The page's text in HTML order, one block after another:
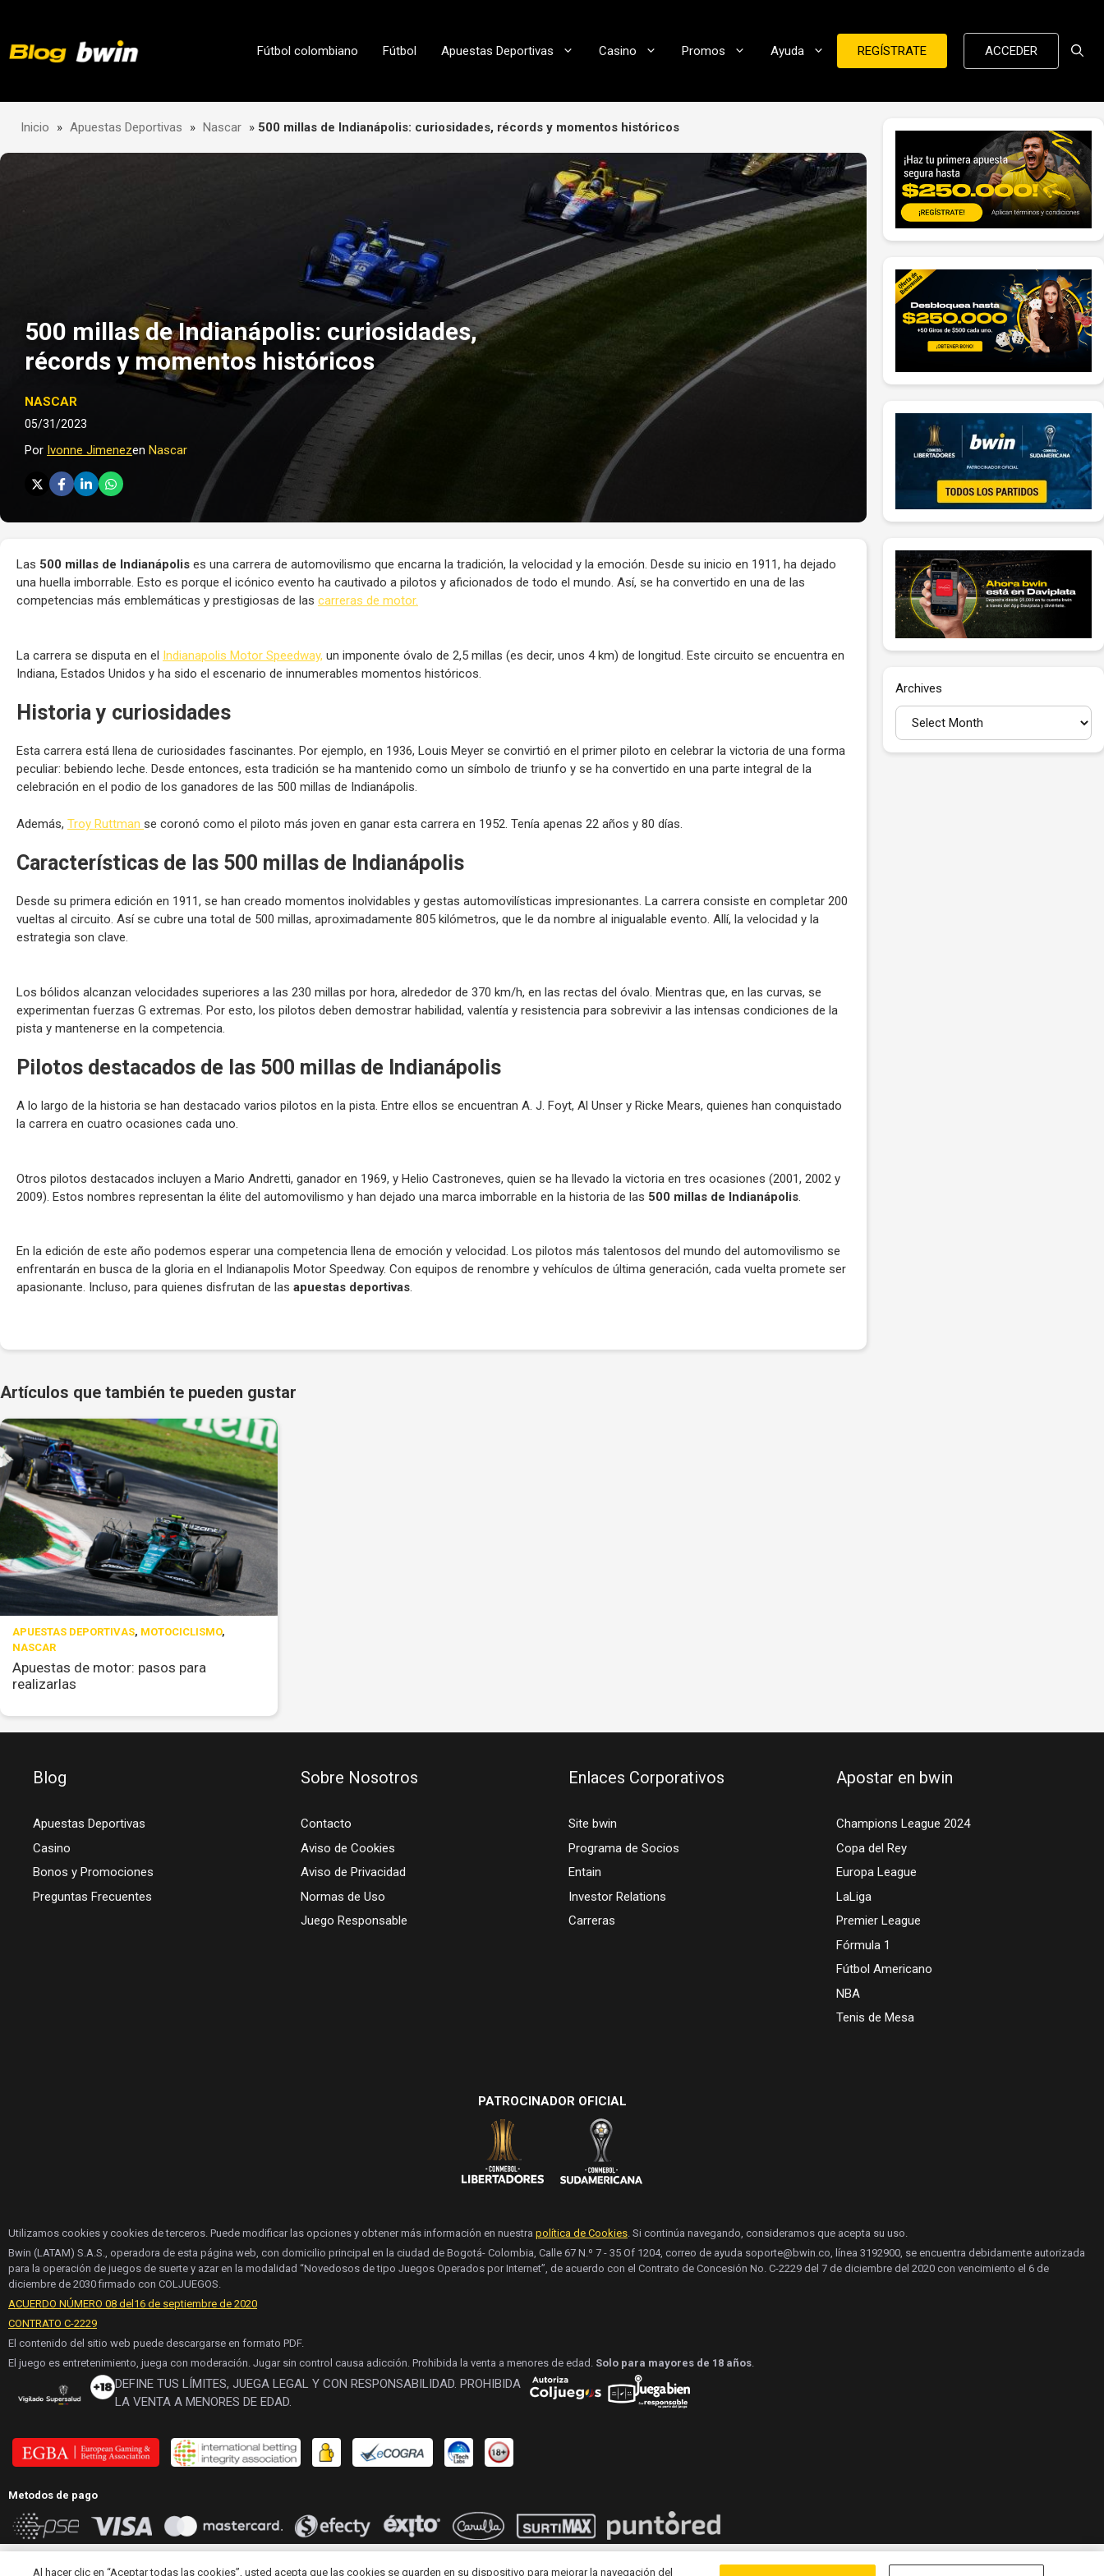
content
Fútbol colombiano Fútbol Apuestas Deportivas Casino Promos Ayuda REGÍSTRATE ACCEDER
Inicio » Apuestas Deportivas » Nascar » 500 millas de Indianápolis: curiosidades, récords y momentos históricos
500 millas de Indianápolis: curiosidades,
récords y momentos históricos
NASCAR
05/31/2023
Por Ivonne Jimenezen Nascar
Las 500 millas de Indianápolis es una carrera de automovilismo que encarna la tradición, la velocidad y la emoción. Desde su inicio en 1911, ha dejado
una huella imborrable. Esto es porque el icónico evento ha cautivado a pilotos y aficionados de todo el mundo. Así, se ha convertido en una de las
competencias más emblemáticas y prestigiosas de las carreras de motor.
La carrera se disputa en el Indianapolis Motor Speedway, un imponente óvalo de 2,5 millas (es decir, unos 4 km) de longitud. Este circuito se encuentra en
Indiana, Estados Unidos y ha sido el escenario de innumerables momentos históricos.
Historia y curiosidades
Esta carrera está llena de curiosidades fascinantes. Por ejemplo, en 1936, Louis Meyer se convirtió en el primer piloto en celebrar la victoria de una forma
peculiar: bebiendo leche. Desde entonces, esta tradición se ha mantenido como un símbolo de triunfo y se ha convertido en una parte integral de la
celebración en el podio de los ganadores de las 500 millas de Indianápolis.
Además, Troy Ruttman se coronó como el piloto más joven en ganar esta carrera en 1952. Tenía apenas 22 años y 80 días.
Características de las 500 millas de Indianápolis
Desde su primera edición en 1911, se han creado momentos inolvidables y gestas automovilísticas impresionantes. La carrera consiste en completar 200
vueltas al circuito. Así se cubre una total de 500 millas, aproximadamente 805 kilómetros, que le da nombre al inigualable evento. Allí, la velocidad y la
estrategia son clave.
Los bólidos alcanzan velocidades superiores a las 230 millas por hora, alrededor de 370 km/h, en las rectas del óvalo. Mientras que, en las curvas, se
experimentan fuerzas G extremas. Por esto, los pilotos deben demostrar habilidad, valentía y resistencia para sobrevivir a las intensas condiciones de la
pista y mantenerse en la competencia.
Pilotos destacados de las 500 millas de Indianápolis
A lo largo de la historia se han destacado varios pilotos en la pista. Entre ellos se encuentran A. J. Foyt, Al Unser y Ricke Mears, quienes han conquistado
la carrera en cuatro ocasiones cada uno.
Otros pilotos destacados incluyen a Mario Andretti, ganador en 1969, y Helio Castroneves, quien se ha llevado la victoria en tres ocasiones (2001, 2002 y
2009). Estos nombres representan la élite del automovilismo y han dejado una marca imborrable en la historia de las 500 millas de Indianápolis
En la edición de este año podemos esperar una competencia llena de emoción y velocidad. Los pilotos más talentosos del mundo del automovilismo se
enfrentarán en busca de la gloria en el Indianapolis Motor Speedway. Con equipos de renombre y vehículos de última generación, cada vuelta promete ser
apasionante. Incluso, para quienes disfrutan de las apuestas deportivas.
Artículos que también te pueden gustar
APUESTAS DEPORTIVAS, MOTOCICLISMO,
NASCAR
Apuestas de motor: pasos para
realizarlas
Archives
Blog
Apuestas Deportivas
Casino
Bonos y Promociones
Preguntas Frecuentes
Sobre Nosotros
Contacto
Aviso de Cookies
Aviso de Privacidad
Normas de Uso
Juego Responsable
Enlaces Corporativos
Site bwin
Programa de Socios
Entain
Investor Relations
Carreras
Apostar en bwin
Champions League 2024
Copa del Rey
Europa League
LaLiga
Premier League
Fórmula 1
Fútbol Americano
NBA
Tenis de Mesa
PATROCINADOR OFICIAL
Utilizamos cookies y cookies de terceros. Puede modificar las opciones y obtener más información en nuestra política de Cookies. Si continúa navegando, consideramos que acepta su uso.
Bwin (LATAM) S.A.S., operadora de esta página web, con domicilio principal en la ciudad de Bogotá- Colombia, Calle 67 N.º 7 - 35 Of 1204, correo de ayuda soporte@bwin.co, línea 3192900, se encuentra debidamente autorizada
para la operación de juegos de suerte y azar en la modalidad “Novedosos de tipo Juegos Operados por Internet”, de acuerdo con el Contrato de Concesión No. C-2229 del 7 de diciembre del 2020 con vencimiento el 6 de
diciembre de 2030 firmado con COLJUEGOS.
ACUERDO NÚMERO 08 del16 de septiembre de 2020
CONTRATO C-2229
El contenido del sitio web puede descargarse en formato PDF.
El juego es entretenimiento, juega con moderación. Jugar sin control causa adicción. Prohibida la venta a menores de edad. Solo para mayores de 18 años.
DEFINE TUS LÍMITES, JUEGA LEGAL Y CON RESPONSABILIDAD. PROHIBIDA
LA VENTA A MENORES DE EDAD.
Metodos de pago
Al hacer clic en “Aceptar todas las cookies”, usted acepta que las cookies se guarden en su dispositivo para mejorar la navegación del